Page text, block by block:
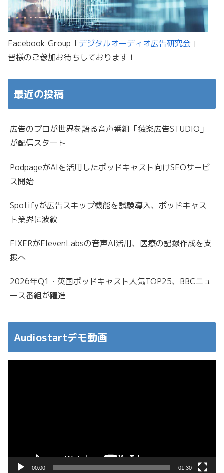
Facebook Group「デジタルオーディオ広告研究会 」
皆様のご参加お待ちしております！
最近の投稿
広告のプロが世界を語る音声番組「猿楽広告STUDIO」
が配信スタート
PodpageがAIを活用したポッドキャスト向けSEOサービ
ス開始
Spotifyが広告スキップ機能を試験導入、ポッドキャス
ト業界に波紋
FIXERがElevenLabsの音声AI活用、医療の記録作成を支
援へ
2026年Q1・英国ポッドキャスト人気TOP25、BBCニュ
ース番組が躍進
Audiostartデモ動画
00:00 01:30